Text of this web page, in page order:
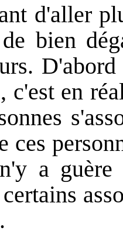
d'aller
bien
c'est en
ces
a guère